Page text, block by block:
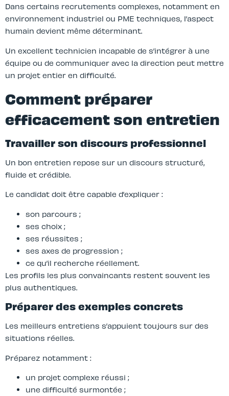
Dans certains recrutements complexes, notamment en
environnement industriel ou PME techniques, l’aspect
humain devient même déterminant.
Un excellent technicien incapable de s’intégrer à une
équipe ou de communiquer avec la direction peut mettre
un projet entier en difficulté.
Comment préparer
efficacement son entretien
Travailler son discours professionnel
Un bon entretien repose sur un discours structuré,
fluide et crédible.
Le candidat doit être capable d’expliquer :
son parcours ;
ses choix ;
ses réussites ;
ses axes de progression ;
ce qu’il recherche réellement.
Les profils les plus convaincants restent souvent les
plus authentiques.
Préparer des exemples concrets
Les meilleurs entretiens s’appuient toujours sur des
situations réelles.
Préparez notamment :
un projet complexe réussi ;
une difficulté surmontée ;